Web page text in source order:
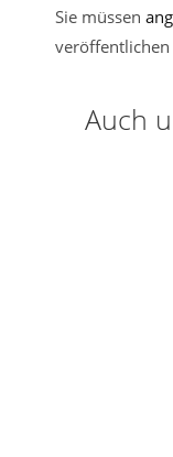
Sie müssen
veröffentlichen
Auch